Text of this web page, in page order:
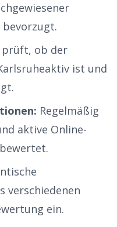
bevorzugt.
prüft, ob der
aktiv ist und
Regelmäßig
aktive Online-
verschiedenen
ein.